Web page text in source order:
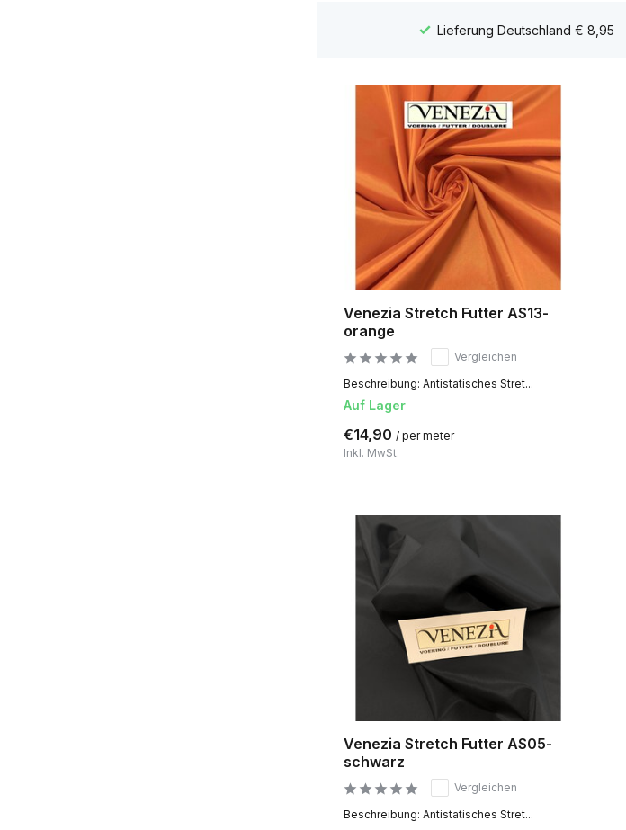
Lieferung Deutschland € 8,95
Venezia Stretch Futter AS13-
orange
Vergleichen
Beschreibung: Antistatisches Stret...
Auf Lager
€14,90 / per meter
Inkl. MwSt.
Venezia Stretch Futter AS05-
schwarz
Vergleichen
Beschreibung: Antistatisches Stret...